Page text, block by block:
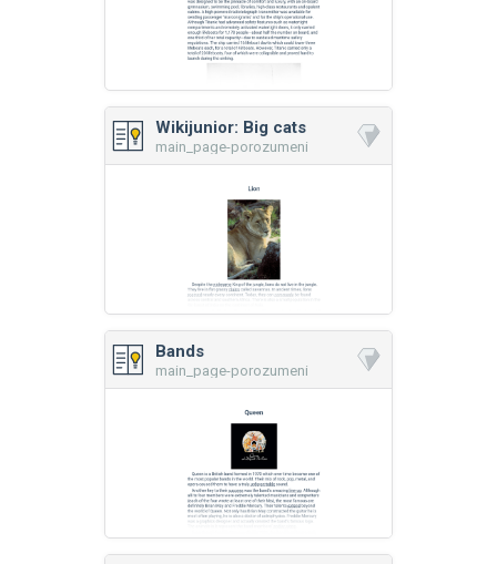
Wikijunior: Big cats
main_page-porozumeni
Bands
main_page-porozumeni